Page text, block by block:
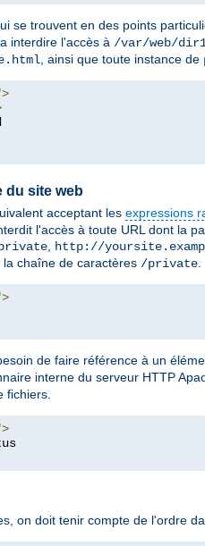
se trouvent en des points
interdire l'accès à /var/web/
, ainsi que toute instance de
>
du site web
acceptant les expressions
l'accès à toute URL dont la
, http://
chaîne de caractères /private.
>
de faire référence à un
interne du serveur HTTP
fichiers.
>
on doit tenir compte de l'ordre